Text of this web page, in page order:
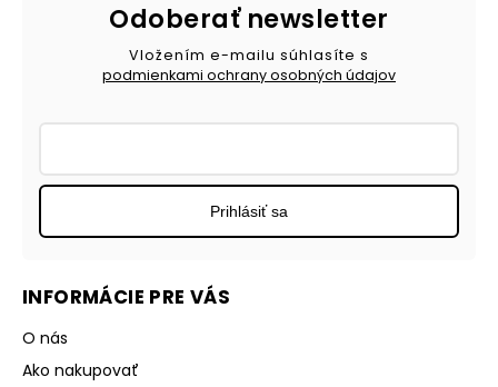
INFORMÁCIE PRE VÁS
O nás
Ako nakupovať
Odoberať newsletter
Vložením e-mailu súhlasíte s
podmienkami ochrany osobných údajov
Prihlásiť sa